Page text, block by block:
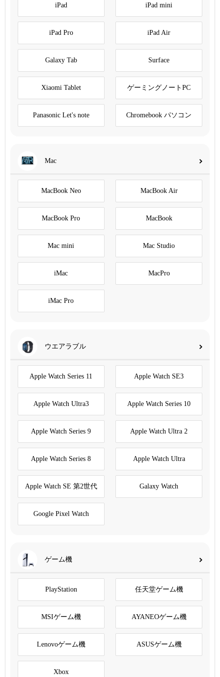
iPad iPad mini
iPad Pro iPad Air
Galaxy Tab Surface
Xiaomi Tablet ゲーミングノートPC
Panasonic Let's note Chromebook パソコン
Mac
MacBook Neo MacBook Air
MacBook Pro MacBook
Mac mini Mac Studio
iMac MacPro
iMac Pro
ウエアラブル
Apple Watch Series 11 Apple Watch SE3
Apple Watch Ultra3 Apple Watch Series 10
Apple Watch Series 9 Apple Watch Ultra 2
Apple Watch Series 8 Apple Watch Ultra
Apple Watch SE 第2世代 Galaxy Watch
Google Pixel Watch
ゲーム機
PlayStation 任天堂ゲーム機
MSIゲーム機 AYANEOゲーム機
Lenovoゲーム機 ASUSゲーム機
Xbox